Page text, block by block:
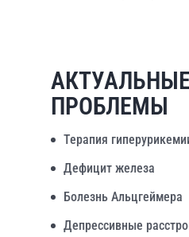
АКТУАЛЬНЫЕ
ПРОБЛЕМЫ
Терапия
Дефицит железа
Болезнь Альцгеймера
Депрессивные